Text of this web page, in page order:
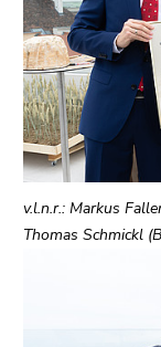
v.l.n.r.: Markus
Thomas Schmickl